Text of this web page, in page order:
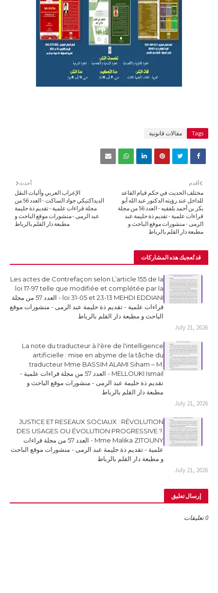
Tags مقالات قانونية
أحدث
الإعراب العربي وآليات النقل
الديداكتيكي جواد الساكت - العدد 56 من
مجلة قراءات علمية - تقديم ذة حليمة
عبد الرمى - منشورات موقع الباحث و
مطبعة دار القلم بالرباط
أقدم
مختلف الحديث في حكم قيام القاعد
للداخل عند رؤيته الدكتور عبد الله أبو
بكر بن أحمد بلفقيه - العدد 56 من مجلة
قراءات علمية - تقديم ذة حليمة عبد
الرمى - منشورات موقع الباحث و
مطبعة دار القلم بالرباط
قد تُعجبك هذه المشاركات
Les actes de Contrefaçon selon L’article 155 de la
loi 17-97 telle que modifiée et complétée par la
loi 31-05 et 23-13 MEHDI EDDIANI - العدد 57 من مجلة
قراءات علمية - تقديم ذة حليمة عبد الرمى - منشورات موقع
الباحث و مطبعة دار القلم بالرباط
July 21, 2026
La note du traducteur à l'ère de l'intelligence
artificielle : mise en abyme de la tâche du
traducteur Mme BASSIM ALAMI Siham – M.
MELLOUKI Ismail - العدد 57 من مجلة قراءات علمية -
تقديم ذة حليمة عبد الرمى - منشورات موقع الباحث و
مطبعة دار القلم بالرباط
July 21, 2026
JUSTICE ET RESEAUX SOCIAUX : RÉVOLUTION
DES USAGES OU ÉVOLUTION PROGRESSIVE ?.
Mme Malika ZITOUNY - العدد 57 من مجلة قراءات
علمية - تقديم ذة حليمة عبد الرمى - منشورات موقع الباحث
و مطبعة دار القلم بالرباط
July 21, 2026
إرسال تعليق
0 تعليقات